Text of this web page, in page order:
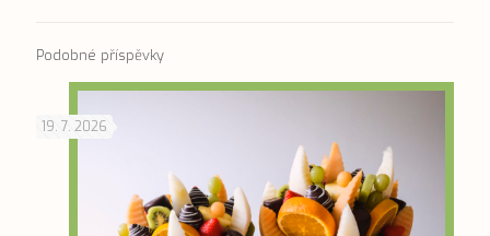
Podobné příspěvky
19. 7. 2026